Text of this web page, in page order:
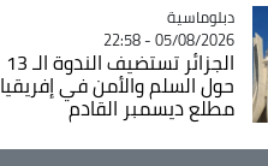
Catégorie
دبلوماسية
05/08/2026 - 22:58
الجزائر تستضيف الندوة الـ 13
حول السلم والأمن في إفريقيا
مطلع ديسمبر القادم